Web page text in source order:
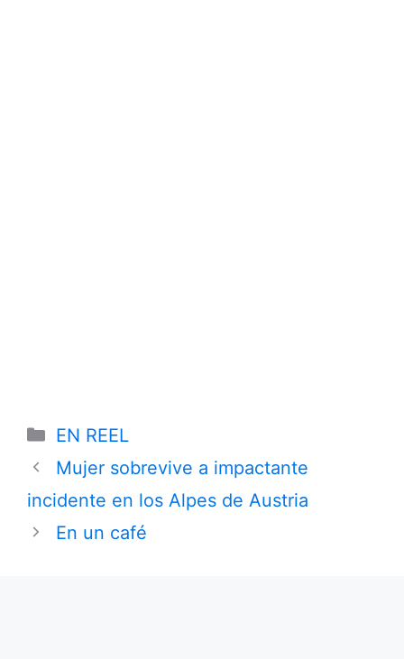
Categories
EN REEL
Mujer sobrevive a impactante
incidente en los Alpes de Austria
En un café